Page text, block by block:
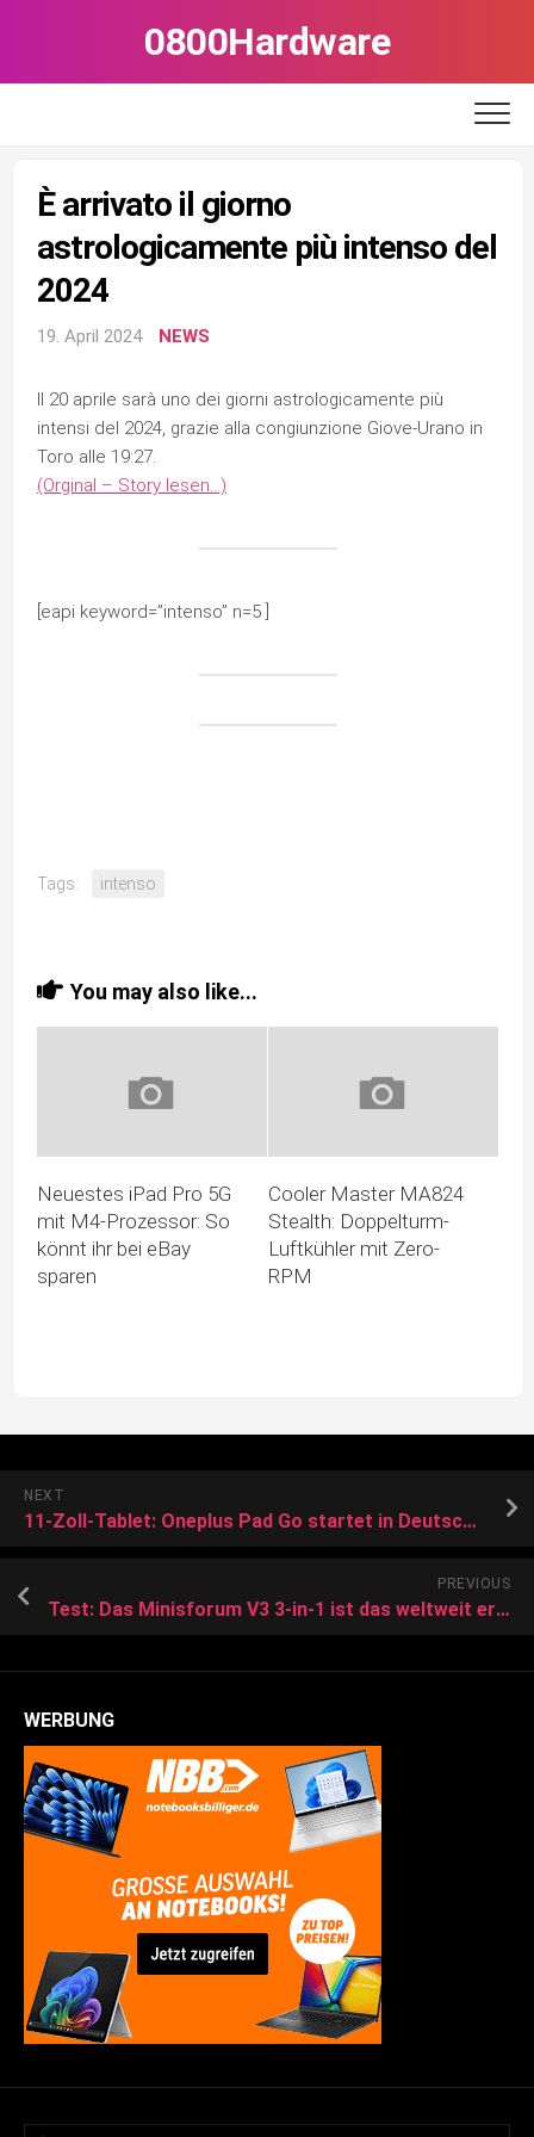
0800Hardware
È arrivato il giorno
astrologicamente più intenso del
2024
19. April 2024 NEWS
Il 20 aprile sarà uno dei giorni astrologicamente più
intensi del 2024, grazie alla congiunzione Giove-Urano in
Toro alle 19:27.
(Orginal – Story lesen…)
[eapi keyword=”intenso” n=5 ]
Tags: intenso
You may also like...
Neuestes iPad Pro 5G
mit M4-Prozessor: So
könnt ihr bei eBay
sparen
Cooler Master MA824
Stealth: Doppelturm-
Luftkühler mit Zero-
RPM
NEXT
11-Zoll-Tablet: Oneplus Pad Go startet in Deutschland
PREVIOUS
Test: Das Minisforum V3 3-in-1 ist das weltweit erste Windows Tablet mit AMDs Hawk-Point-APU aka AMD Ryzen 7 8840U
WERBUNG